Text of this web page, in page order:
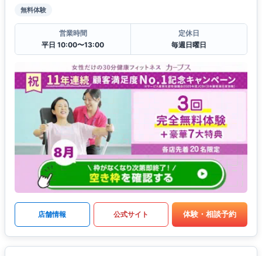
無料体験
営業時間
平日 10:00〜13:00
定休日
毎週日曜日
店舗情報 公式サイト 体験・相談予約